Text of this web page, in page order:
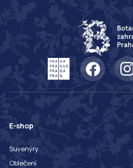
E-shop
Suvenýry
Oblečení